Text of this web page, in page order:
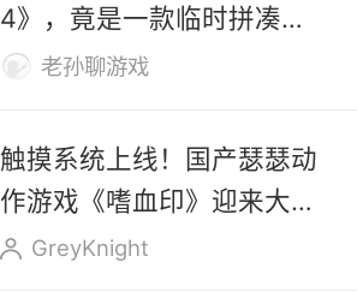
4》，竟是一款临时拼凑的
游戏？老孙聊游戏
触摸系统上线！国产瑟瑟动
作游戏《嗜血印》迎来大更
新 GreyKnight